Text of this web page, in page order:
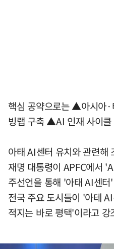
핵심 공약으로는 ▲아시아
빙랩 구축 ▲AI 인재 사이클
아태 AI센터 유치와 관련해
재명 대통령이 APFC에서
주선언을 통해 '아태 AI센
전국 주요 도시들이 '아테
적지는 바로 평택'이라고 강